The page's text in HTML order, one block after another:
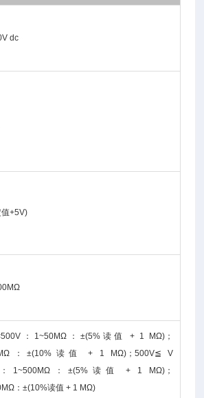
dc
+5V)
：1~50MΩ：±(5%读值 + 1 MΩ)；
：±(10%读值 + 1 MΩ)；500V≦ V
1~500MΩ：±(5%读值 + 1 MΩ)；
：±(10%读值 + 1 MΩ)